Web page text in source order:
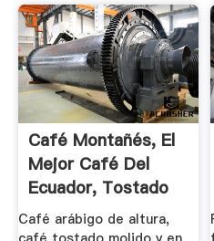
Café Montañés, El
Mejor Café Del
Ecuador, Tostado
Molido Y ...
Café arábigo de altura,